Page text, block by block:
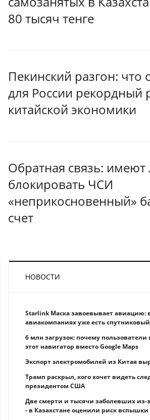
80 тысяч тенге
Пекинский разгон: что
для России рекордный
китайской экономики
Обратная связь: имеют
блокировать ЧСИ
«неприкосновенный»
счет
НОВОСТИ
Starlink Маска завоевывает авиацию:
авиакомпаниях уже есть
6 млн загрузок: почему пользователи
этот навигатор вместо Google Maps
Экспорт электромобилей из Китая
Трамп раскрыл, кого хочет видеть
президентом США
Две смерти и тысячи заболевших из-
- в Казахстане оценили риск вспышки